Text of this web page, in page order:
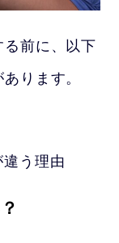
前に、以下
ります。
う理由